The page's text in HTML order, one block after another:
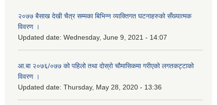
२०७७ बैसाख देखी चैत्र सम्मका बिभिन्न व्याक्तिगत घटनाहरुको सँख्यात्मक
विवरण ।
Updated date: Wednesday, June 9, 2021 - 14:07
आ.बा २०७६/०७७ को पहिलो तथा दोस्रो चौमासिकमा गरीएको लगतकट्टाको
विवरण ।
Updated date: Thursday, May 28, 2020 - 13:36